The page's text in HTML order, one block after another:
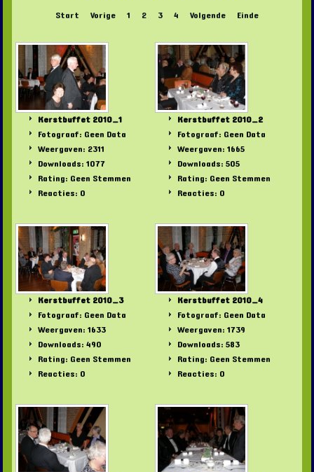
Start
Vorige 1 2 3 4 Volgende Einde
Kerstbuffet 2010_1
Fotograaf: Geen Data
Weergaven: 2311
Downloads: 1077
Rating: Geen Stemmen
Reacties: 0
Kerstbuffet 2010_2
Fotograaf: Geen Data
Weergaven: 1665
Downloads: 505
Rating: Geen Stemmen
Reacties: 0
Kerstbuffet 2010_3
Fotograaf: Geen Data
Weergaven: 1633
Downloads: 490
Rating: Geen Stemmen
Reacties: 0
Kerstbuffet 2010_4
Fotograaf: Geen Data
Weergaven: 1739
Downloads: 583
Rating: Geen Stemmen
Reacties: 0